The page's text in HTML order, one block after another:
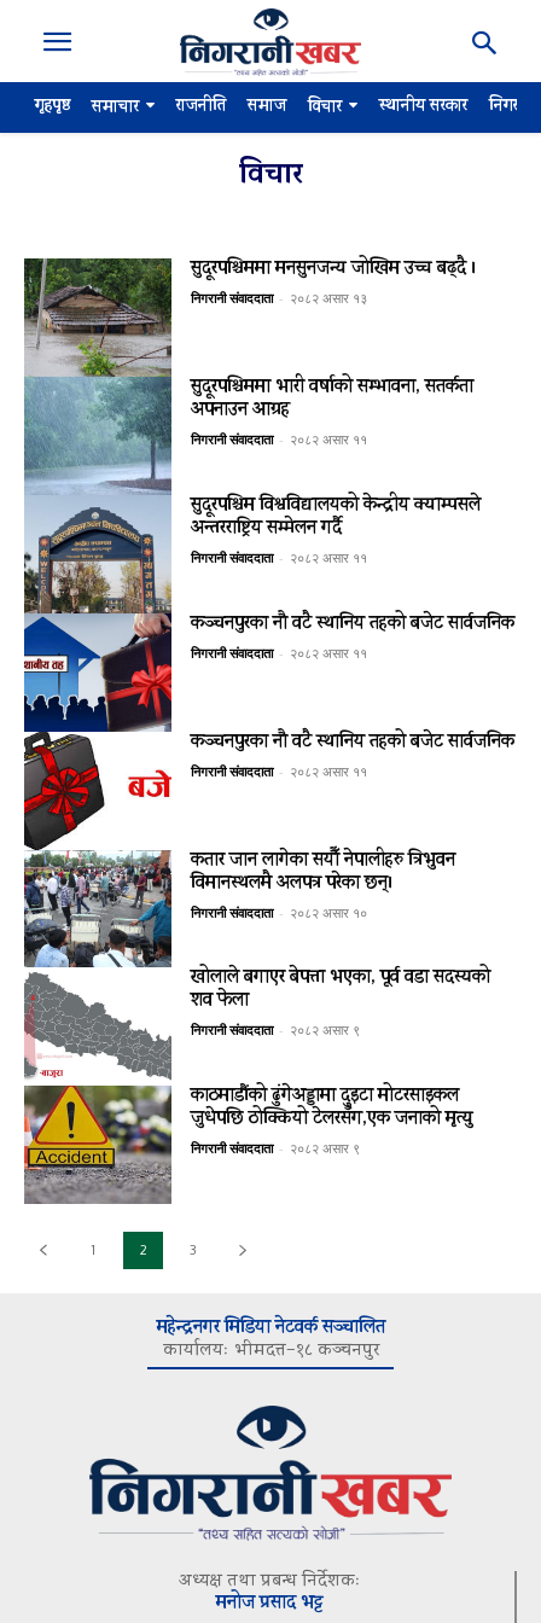
गृहपृष्ठ समाचार राजनीति समाज विचार स्थानीय सरकार
विचार
सुदूरपश्चिममा मनसुनजन्य जोखिम उच्च बढ्दै ।
निगरानी संवाददाता - २०८२ असार १३
सुदूरपश्चिममा भारी वर्षाको सम्भावना, सतर्कता
अपनाउन आग्रह
निगरानी संवाददाता - २०८२ असार ११
सुदूरपश्चिम विश्वविद्यालयको केन्द्रीय क्याम्पसले
अन्तरराष्ट्रिय सम्मेलन गर्दै
निगरानी संवाददाता - २०८२ असार ११
कञ्चनपुरका नौ वटै स्थानिय तहको बजेट सार्वजनिक
निगरानी संवाददाता - २०८२ असार ११
कञ्चनपुरका नौ वटै स्थानिय तहको बजेट सार्वजनिक
निगरानी संवाददाता - २०८२ असार ११
कतार जान लागेका सयौँ नेपालीहरु त्रिभुवन
विमानस्थलमै अलपत्र परेका छन्।
निगरानी संवाददाता - २०८२ असार १०
खोलाले बगाएर बेपत्ता भएका, पूर्व वडा सदस्यको
शव फेला
निगरानी संवाददाता - २०८२ असार ९
काठमाडौंको ढुंगेअड्डामा दुइटा मोटरसाइकल
जुधेपछि ठोक्कियो टेलरसँग,एक जनाको मृत्यु
निगरानी संवाददाता - २०८२ असार ९
1 2 3
महेन्द्रनगर मिडिया नेटवर्क सञ्चालित
कार्यालयः भीमदत्त–१८ कञ्चनपुर
अध्यक्ष तथा प्रबन्ध निर्देशकः
मनोज प्रसाद भट्ट